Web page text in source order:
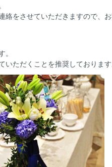
をさせていただきますので、
。
ただくことを推奨しておりま